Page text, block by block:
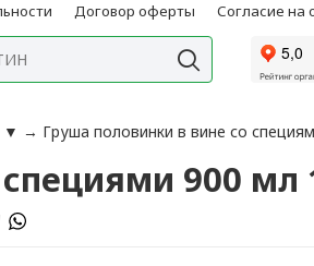
Договор оферты Согласие на
▼ → Груша половинки в вине со
900 мл